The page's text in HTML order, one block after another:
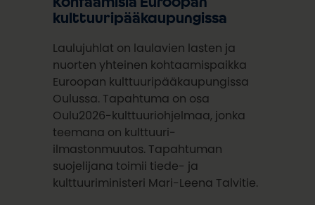
kulttuuripääkaupungissa
Laulujuhlat on laulavien lasten ja
nuorten yhteinen kohtaamispaikka
Euroopan kulttuuripääkaupungissa
Oulussa. Tapahtuma on osa
Oulu2026-kulttuuriohjelmaa, jonka
teemana on kulttuuri-
ilmastonmuutos. Tapahtuman
suojelijana toimii tiede- ja
kulttuuriministeri Mari-Leena Talvitie.